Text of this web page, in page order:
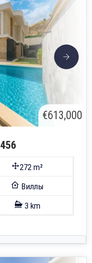
€613,000
272 m²
Виллы
3 km